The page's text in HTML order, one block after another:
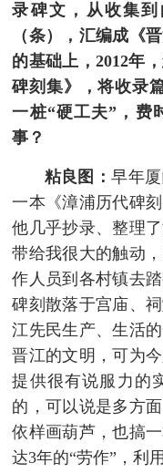
录碑文，从收集到
（条），汇编成《
的基础上，2012年
碑刻集》，将收录
一桩“硬工夫”，费
事？
粘良图：早年
一本《漳浦历代碑
他几乎抄录、整理
带给我很大的触动
作人员到各村镇去
碑刻散落于宫庙、
江先民生产、生活
晋江的文明，可为
提供很有说服力的
的，可以说是多方
依样画葫芦，也搞
达3年的“劳作”，利